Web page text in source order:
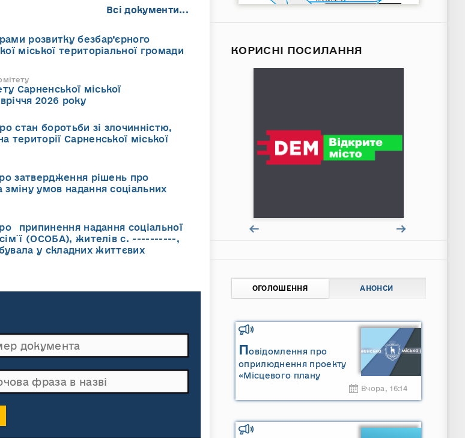
Всі документи...
розвитку безбар’єрного
міської територіальної громади
Сарненської міської
2026 року
стан боротьби зі злочинністю,
території Сарненської міської
затвердження рішень про
умов надання соціальних
припинення надання соціальної
cім`ї (ОСОБА), жителів с. ----------,
у складних життєвих
КОРИСНІ ПОСИЛАННЯ
ОГОЛОШЕННЯ АНОНСИ
Повідомлення про
оприлюднення проекту
«Місцевого плану
Сарненської міської
та «Звіту про стратегічну
екологічну оцінку
Вчора, 16:14